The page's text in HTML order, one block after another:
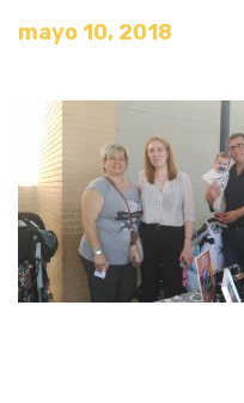
mayo 10, 2018